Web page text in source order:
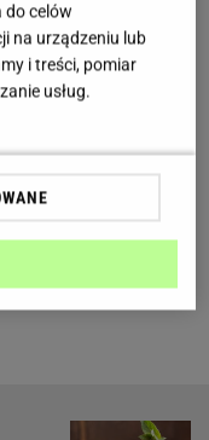
ciasto
dobrane
nie
kilku
do oryginalnego
kamień, który
Dobre ciasto
do celów
na urządzeniu lub
i treści, pomiar
usług.